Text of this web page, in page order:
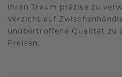
Ihren Traum präzise zu
Verzicht auf
unübertroffene Qualität zu
Preisen.